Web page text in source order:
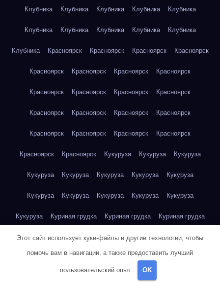
Клубника Клубника Клубника Клубника Клубника
Клубника Клубника Клубника Клубника Клубника
Клубника Красноярск Красноярск Красноярск Красноярск
Красноярск Красноярск Красноярск Красноярск
Красноярск Красноярск Красноярск Красноярск
Красноярск Красноярск Красноярск Красноярск
Красноярск Красноярск Красноярск Красноярск
Красноярск Красноярск Кукуруза Кукуруза Кукуруза
Кукуруза Кукуруза Кукуруза Кукуруза Кукуруза
Кукуруза Кукуруза Кукуруза Кукуруза Кукуруза
Кукуруза Куриная грудка Куриная грудка Куриная грудка
Куриная грудка Куриная грудка Куриная грудка
Куриная грудка Куриная грудка
Куриная грудка
Этот сайт использует куки-файлы и другие технологии, чтобы
помочь вам в навигации, а также предоставить лучший
пользовательский опыт. OK